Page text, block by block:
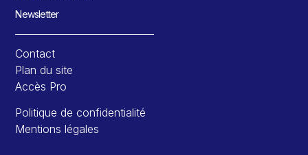
Newsletter
Contact
Plan du site
Accès Pro
Politique de confidentialité
Mentions légales